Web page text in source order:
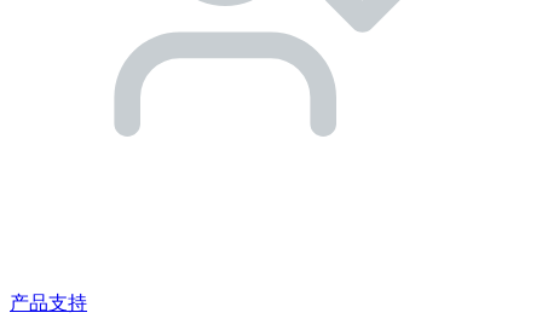
产品支持